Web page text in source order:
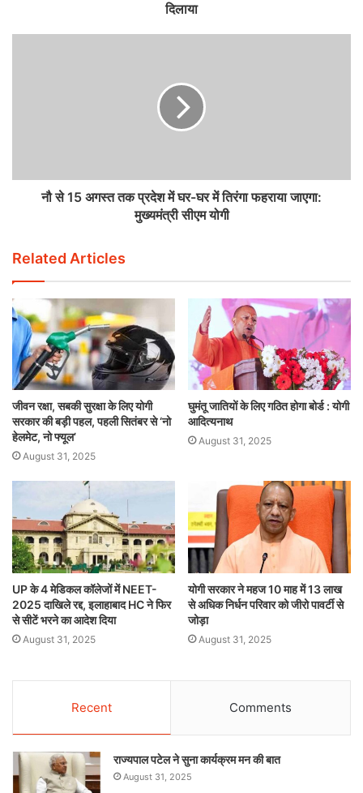
दिलाया
नौ से 15 अगस्त तक प्रदेश में घर-घर में तिरंगा फहराया जाएगा:
मुख्यमंत्री सीएम योगी
Related Articles
जीवन रक्षा, सबकी सुरक्षा के लिए योगी
सरकार की बड़ी पहल, पहली सितंबर से ‘नो
हेलमेट, नो फ्यूल’
August 31, 2025
घुमंतू जातियों के लिए गठित होगा बोर्ड : योगी
आदित्यनाथ
August 31, 2025
UP के 4 मेडिकल कॉलेजों में NEET-
2025 दाखिले रद्द, इलाहाबाद HC ने फिर
से सीटें भरने का आदेश दिया
August 31, 2025
योगी सरकार ने महज 10 माह में 13 लाख
से अधिक निर्धन परिवार को जीरो पावर्टी से
जोड़ा
August 31, 2025
Recent Comments
राज्यपाल पटेल ने सुना कार्यक्रम मन की बात
August 31, 2025